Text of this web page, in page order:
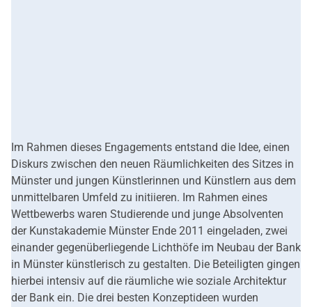
Im Rahmen dieses Engagements entstand die Idee, einen
Diskurs zwischen den neuen Räumlichkeiten des Sitzes in
Münster und jungen Künstlerinnen und Künstlern aus dem
unmittelbaren Umfeld zu initiieren. Im Rahmen eines
Wettbewerbs waren Studierende und junge Absolventen
der Kunstakademie Münster Ende 2011 eingeladen, zwei
einander gegenüberliegende Lichthöfe im Neubau der Bank
in Münster künstlerisch zu gestalten. Die Beteiligten gingen
hierbei intensiv auf die räumliche wie soziale Architektur
der Bank ein. Die drei besten Konzeptideen wurden